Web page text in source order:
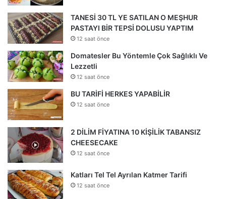
TANESİ 30 TL YE SATILAN O MEŞHUR
PASTAYI BİR TEPSİ DOLUSU YAPTIM
12 saat önce
Domatesler Bu Yöntemle Çok Sağlıklı Ve
Lezzetli
12 saat önce
BU TARİFİ HERKES YAPABİLİR
12 saat önce
2 DİLİM FİYATINA 10 KİŞİLİK TABANSIZ
CHEESECAKE
12 saat önce
Katları Tel Tel Ayrılan Katmer Tarifi
12 saat önce